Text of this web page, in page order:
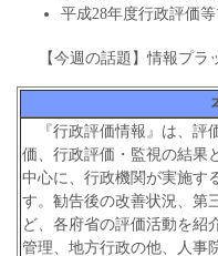
平成28年度行政評価
【今週の話題】情報プ
『行政評価情報』は、評
価、行政評価・監視の結果
中心に、行政機関が実施す
す。勧告後の改善状況、第
ど、各府省の評価活動を紹
管理、地方行政の他、人事